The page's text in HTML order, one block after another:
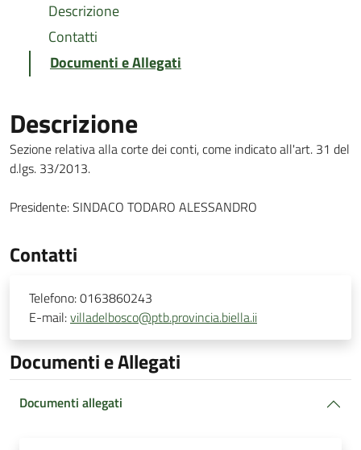
Descrizione
Contatti
Documenti e Allegati
Descrizione
Sezione relativa alla corte dei conti, come indicato all'art. 31 del
d.lgs. 33/2013.
Presidente:SINDACO TODARO ALESSANDRO
Contatti
Telefono:0163860243
E-mail:villadelbosco@ptb.provincia.biella.ii
Documenti e Allegati
Documenti allegati